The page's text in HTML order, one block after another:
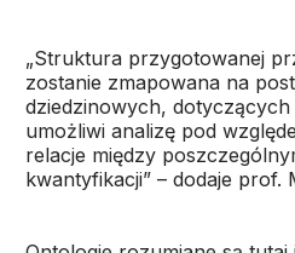
„Struktura przygotowanej
zostanie zmapowana na
dziedzinowych,
umożliwi analizę pod
relacje między
kwantyfikacji” – dodaje prof.